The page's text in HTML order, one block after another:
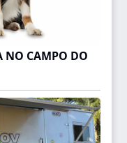
NO CAMPO DO